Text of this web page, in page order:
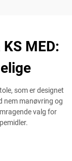
MED:
som er designet
nem manøvring og
valg for